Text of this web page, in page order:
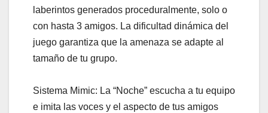
laberintos generados proceduralmente, solo o
con hasta 3 amigos. La dificultad dinámica del
juego garantiza que la amenaza se adapte al
tamaño de tu grupo.
Sistema Mimic: La “Noche” escucha a tu equipo
e imita las voces y el aspecto de tus amigos